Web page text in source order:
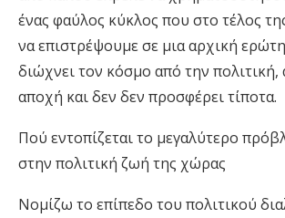
ένας φαύλος κύκλος που στο τέλος
να επιστρέψουμε σε μια αρχική
διώχνει τον κόσμο από την πολιτική,
αποχή και δεν δεν προσφέρει τίποτα.
Πού εντοπίζεται το μεγαλύτερο
στην πολιτική ζωή της χώρας
Νομίζω το επίπεδο του πολιτικού